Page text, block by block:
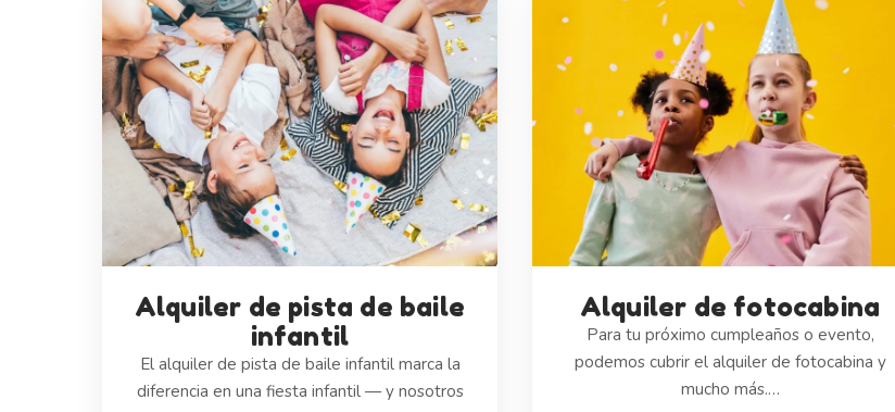
Alquiler de pista de baile
infantil
El alquiler de pista de baile infantil marca la
diferencia en una fiesta infantil — y nosotros
Alquiler de fotocabina
Para tu próximo cumpleaños o evento,
podemos cubrir el alquiler de fotocabina y
mucho más.…